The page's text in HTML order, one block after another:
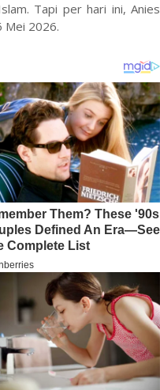
Tapi per hari ini, Anies
Mei 2026.